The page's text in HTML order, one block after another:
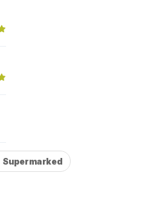
Supermarked